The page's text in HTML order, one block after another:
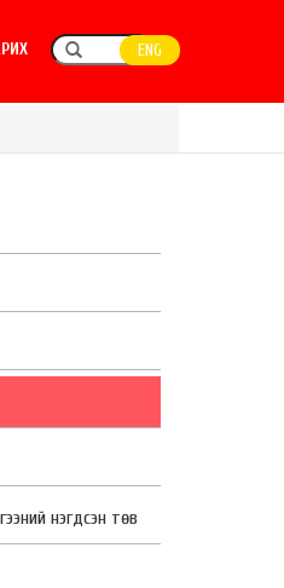
ENG
нэгдсэн төв